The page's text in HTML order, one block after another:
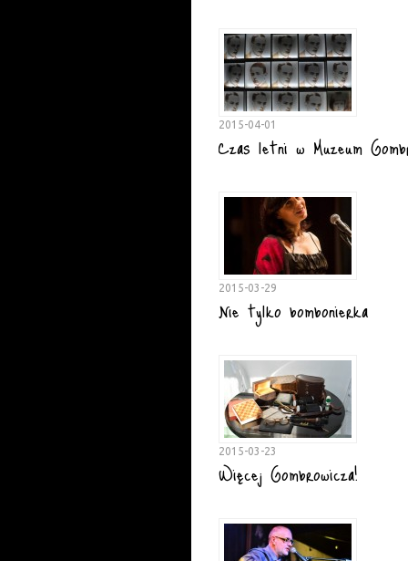
2015-04-01
Czas letni w Muzeum
2015-03-29
Nie tylko bombonierka
2015-03-23
Więcej Gombrowicza!